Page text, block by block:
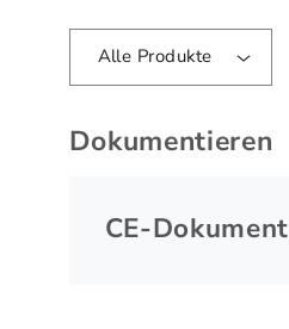
Alle Produkte
Dokumentieren
CE-Dokument